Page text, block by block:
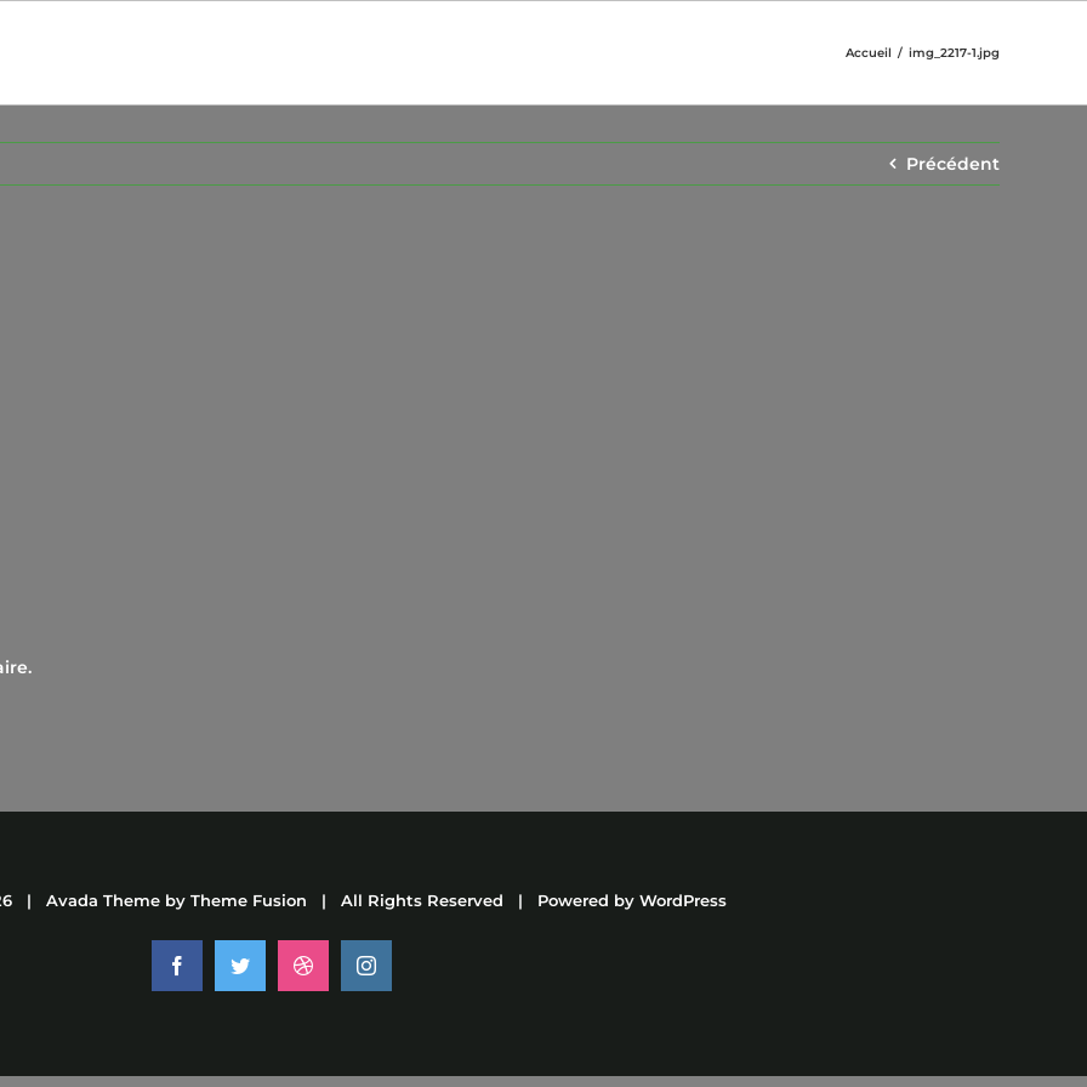
Accueil img_2217-1.jpg
Précédent
| Avada Theme by Theme Fusion | All Rights Reserved | Powered by WordPress
FacebookTwitter DribbbleInstagram